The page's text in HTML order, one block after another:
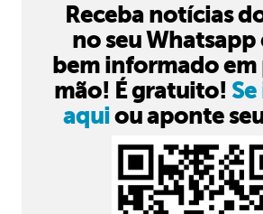
Receba notícias
no seu Whatsapp
bem informado
mão! É gratuito!
aquiou aponte